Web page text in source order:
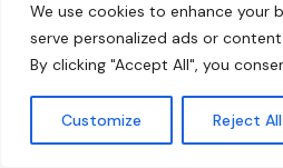
We use cookies to enhance your
serve personalized ads or
By clicking "Accept All", you
Customize Reject All
internasional. Namun,
kurang intuitif dibandingkan
atau individu mungkin merasa
mempertimbangkan harga,